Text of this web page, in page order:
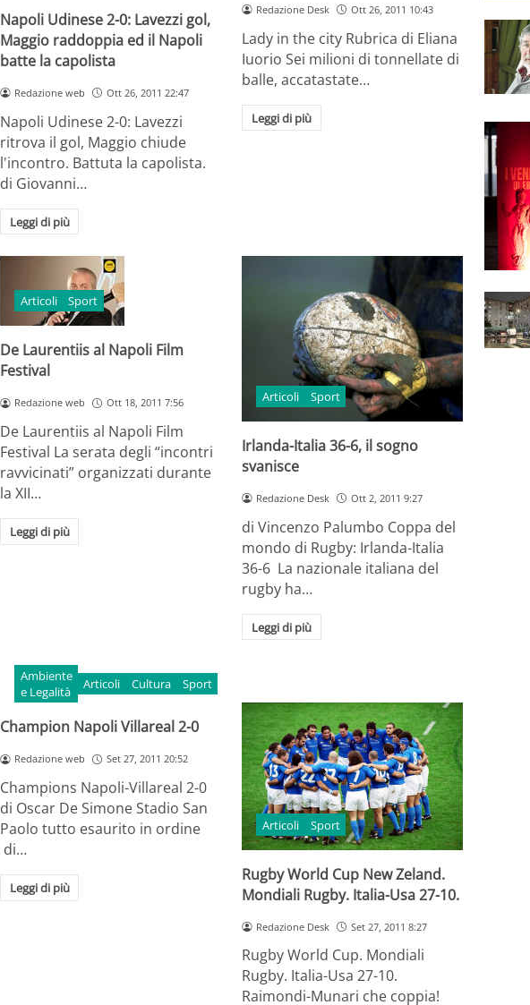
Napoli Udinese 2-0: Lavezzi gol,
Maggio raddoppia ed il Napoli
batte la capolista
Redazione web Ott 26, 2011 22:47
Napoli Udinese 2-0: Lavezzi
ritrova il gol, Maggio chiude
l'incontro. Battuta la capolista.
di Giovanni…
Leggi di più
Redazione Desk Ott 26, 2011 10:43
Lady in the city Rubrica di Eliana
Iuorio Sei milioni di tonnellate di
balle, accatastate…
Leggi di più
Articoli Sport
De Laurentiis al Napoli Film
Festival
Redazione web Ott 18, 2011 7:56
De Laurentiis al Napoli Film
Festival La serata degli “incontri
ravvicinati” organizzati durante
la XII…
Leggi di più
Articoli Sport
Irlanda-Italia 36-6, il sogno
svanisce
Redazione Desk Ott 2, 2011 9:27
di Vincenzo Palumbo Coppa del
mondo di Rugby: Irlanda-Italia
36-6 La nazionale italiana del
rugby ha…
Leggi di più
Ambiente
e Legalità
Articoli Cultura Sport
Champion Napoli Villareal 2-0
Redazione web Set 27, 2011 20:52
Champions Napoli-Villareal 2-0
di Oscar De Simone Stadio San
Paolo tutto esaurito in ordine
di…
Leggi di più
Articoli Sport
Rugby World Cup New Zeland.
Mondiali Rugby. Italia-Usa 27-10.
Redazione Desk Set 27, 2011 8:27
Rugby World Cup. Mondiali
Rugby. Italia-Usa 27-10.
Raimondi-Munari che coppia!